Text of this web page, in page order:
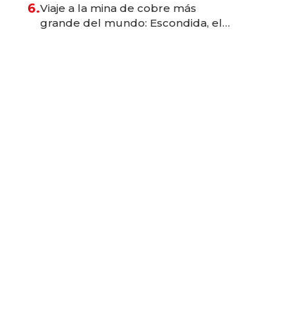
6.Viaje a la mina de cobre más
grande del mundo: Escondida, el